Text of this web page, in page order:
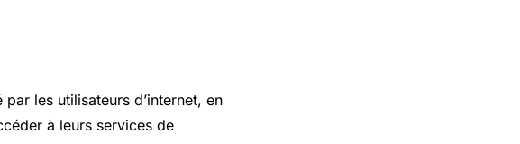
les utilisateurs d’internet, en
à leurs services de